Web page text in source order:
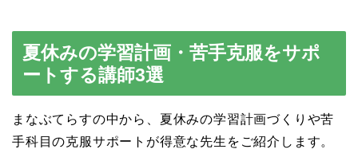
夏休みの学習計画・苦手克服をサポ
ートする講師3選
まなぶてらすの中から、夏休みの学習計画づくりや苦
手科目の克服サポートが得意な先生をご紹介します。